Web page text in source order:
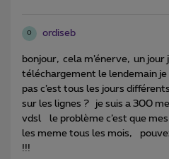
O ordiseb
bonjour, cela m’énerve, un jour
téléchargement le lendemain je
pas c’est tous les jours
sur les lignes ? je suis a 300
vdsl le problème c’est que
les meme tous les mois,
!!!